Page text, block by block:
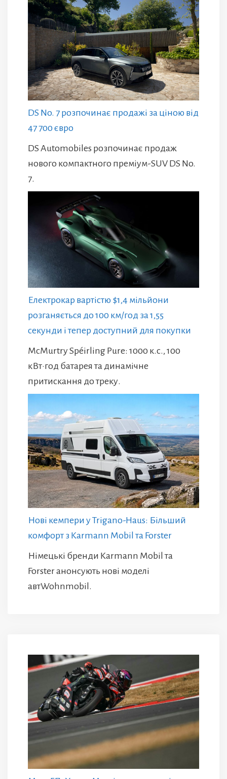
DS No. 7 розпочинає продажі за ціною від
47 700 євро
DS Automobiles розпочинає продаж
нового компактного преміум-SUV DS No.
7.
Електрокар вартістю $1,4 мільйони
розганяється до 100 км/год за 1,55
секунди і тепер доступний для покупки
McMurtry Spéirling Pure: 1000 к.с., 100
кВт·год батарея та динамічне
притискання до треку.
Нові кемпери у Trigano-Haus: Більший
комфорт з Karmann Mobil та Forster
Німецькі бренди Karmann Mobil та
Forster анонсують нові моделі
автWohnmobil.